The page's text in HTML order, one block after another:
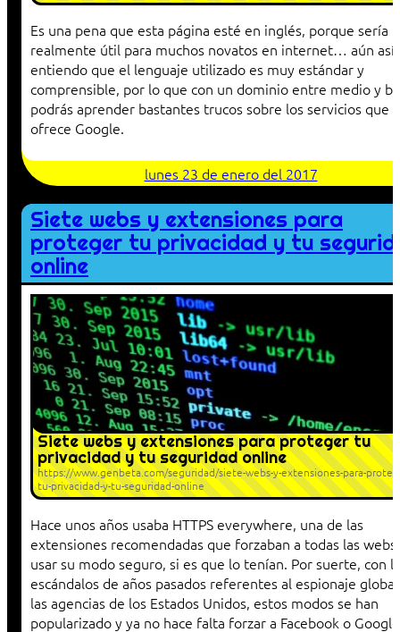
Es una pena que esta página esté en inglés, porque sería
realmente útil para muchos novatos en internet… aún así,
entiendo que el lenguaje utilizado es muy estándar y
comprensible, por lo que con un dominio entre medio y
podrás aprender bastantes trucos sobre los servicios que
ofrece Google.
lunes 23 de enero del 2017
Siete webs y extensiones para
proteger tu privacidad y tu
online
Siete webs y extensiones para proteger tu
privacidad y tu seguridad online
https://www.genbeta.com/seguridad/siete-webs-y-extensiones-para-
tu-privacidad-y-tu-seguridad-online
Hace unos años usaba HTTPS everywhere, una de las
extensiones recomendadas que forzaban a todas las webs
usar su modo seguro, si es que lo tenían. Por suerte, con
escándalos de años pasados referentes al espionaje
las agencias de los Estados Unidos, estos modos se han
popularizado y ya no hace falta forzar a Facebook o